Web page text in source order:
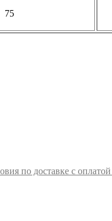
75
по доставке с